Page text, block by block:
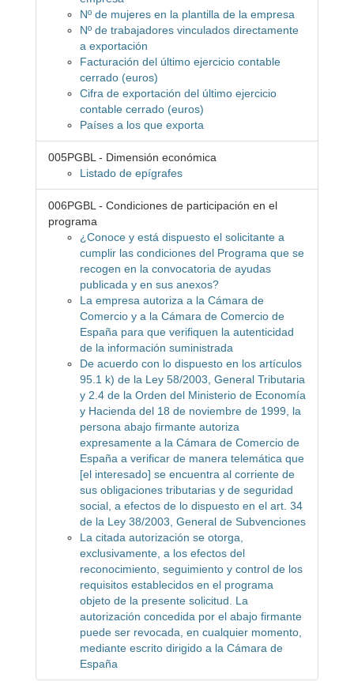
Nº de mujeres en la plantilla de la empresa
Nº de trabajadores vinculados directamente
a exportación
Facturación del último ejercicio contable
cerrado (euros)
Cifra de exportación del último ejercicio
contable cerrado (euros)
Países a los que exporta
005PGBL - Dimensión económica
Listado de epígrafes
006PGBL - Condiciones de participación en el
programa
¿Conoce y está dispuesto el solicitante a
cumplir las condiciones del Programa que se
recogen en la convocatoria de ayudas
publicada y en sus anexos?
La empresa autoriza a la Cámara de
Comercio y a la Cámara de Comercio de
España para que verifiquen la autenticidad
de la información suministrada
De acuerdo con lo dispuesto en los artículos
95.1 k) de la Ley 58/2003, General Tributaria
y 2.4 de la Orden del Ministerio de Economía
y Hacienda del 18 de noviembre de 1999, la
persona abajo firmante autoriza
expresamente a la Cámara de Comercio de
España a verificar de manera telemática que
[el interesado] se encuentra al corriente de
sus obligaciones tributarias y de seguridad
social, a efectos de lo dispuesto en el art. 34
de la Ley 38/2003, General de Subvenciones
La citada autorización se otorga,
exclusivamente, a los efectos del
reconocimiento, seguimiento y control de los
requisitos establecidos en el programa
objeto de la presente solicitud. La
autorización concedida por el abajo firmante
puede ser revocada, en cualquier momento,
mediante escrito dirigido a la Cámara de
España